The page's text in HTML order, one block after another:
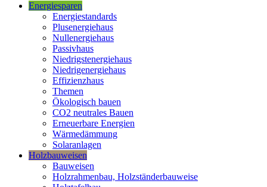
Energiesparen
Energiestandards
Plusenergiehaus
Nullenergiehaus
Passivhaus
Niedrigstenergiehaus
Niedrigenergiehaus
Effizienzhaus
Themen
Ökologisch bauen
CO2 neutrales Bauen
Erneuerbare Energien
Wärmedämmung
Solaranlagen
Holzbauweisen
Bauweisen
Holzrahmenbau, Holzständerbauweise